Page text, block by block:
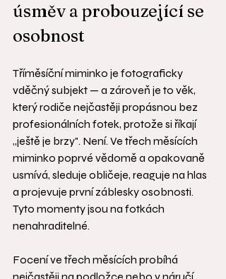
úsměv a probouzející se
osobnost
Tříměsíční miminko je fotograficky
vděčný subjekt — a zároveň je to věk,
který rodiče nejčastěji propásnou bez
profesionálních fotek, protože si říkají
„ještě je brzy". Není. Ve třech měsících
miminko poprvé vědomě a opakovaně
usmívá, sleduje obličeje, reaguje na hlas
a projevuje první záblesky osobnosti.
Tyto momenty jsou na fotkách
nenahraditelné.
Focení ve třech měsících probíhá